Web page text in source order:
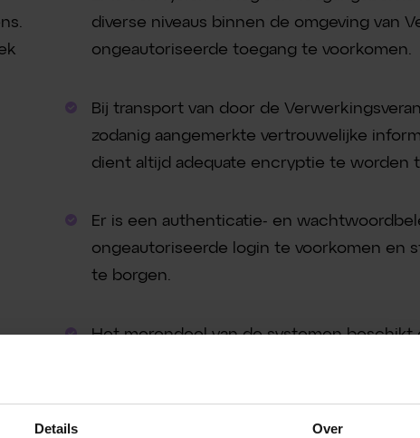
Details Over
diverse niveaus binnen de omgeving van
ongeautoriseerde toegang te voorkomen.
Bij transport van door de
zodanig aangemerkte vertrouwelijke
dient altijd adequate encryptie te worden
Er is een authenticatie- en
ongeautoriseerde login te voorkomen en
te borgen.
Het merendeel van de systemen beschikt